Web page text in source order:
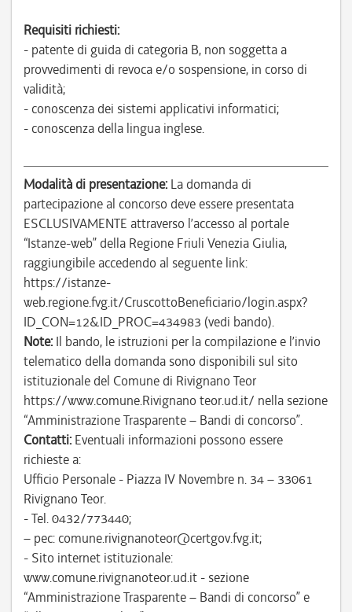
Requisiti richiesti:
- patente di guida di categoria B, non soggetta a
provvedimenti di revoca e/o sospensione, in corso di
validità;
- conoscenza dei sistemi applicativi informatici;
- conoscenza della lingua inglese.
Modalità di presentazione: La domanda di
partecipazione al concorso deve essere presentata
ESCLUSIVAMENTE attraverso l’accesso al portale
“Istanze-web” della Regione Friuli Venezia Giulia,
raggiungibile accedendo al seguente link:
https://istanze-
web.regione.fvg.it/CruscottoBeneficiario/login.aspx?
ID_CON=12&ID_PROC=434983 (vedi bando).
Note: Il bando, le istruzioni per la compilazione e l’invio
telematico della domanda sono disponibili sul sito
istituzionale del Comune di Rivignano Teor
https://www.comune.Rivignano teor.ud.it/ nella sezione
“Amministrazione Trasparente – Bandi di concorso”.
Contatti: Eventuali informazioni possono essere
richieste a:
Ufficio Personale - Piazza IV Novembre n. 34 – 33061
Rivignano Teor.
- Tel. 0432/773440;
– pec: comune.rivignanoteor@certgov.fvg.it;
- Sito internet istituzionale:
www.comune.rivignanoteor.ud.it - sezione
“Amministrazione Trasparente – Bandi di concorso” e